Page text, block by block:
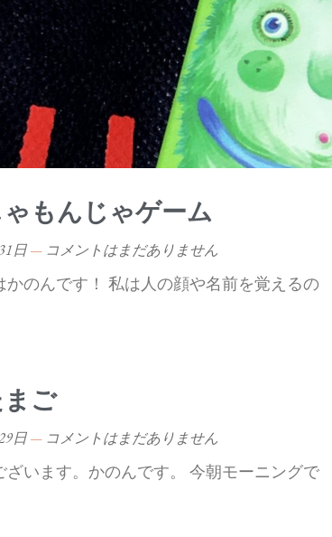
もんじゃゲーム
日
コメントはまだありません
かのんです！ 私は人の顔や名前を覚えるの
ご
日
コメントはまだありません
ざいます。かのんです。 今朝モーニングで